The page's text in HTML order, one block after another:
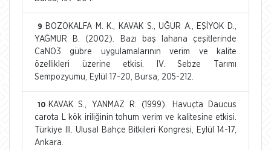
9
BOZOKALFA M. K., KAVAK S., UĞUR A., EŞİYOK D.,
YAĞMUR B. (2002). Bazı baş lahana çeşitlerinde
CaNO3 gübre uygulamalarının verim ve kalite
özellikleri üzerine etkisi. IV. Sebze Tarımı
Sempozyumu, Eylül 17-20, Bursa, 205-212.
10 KAVAK S., YANMAZ R. (1999). Havuçta Daucus
carota L kök iriliğinin tohum verim ve kalitesine etkisi.
Türkiye III. Ulusal Bahçe Bitkileri Kongresi, Eylül 14-17,
Ankara.